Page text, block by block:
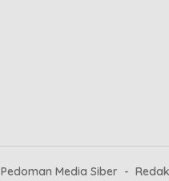
Pedoman Media Siber